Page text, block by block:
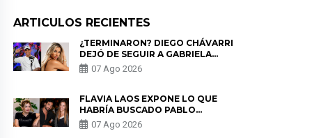
ARTICULOS RECIENTES
¿TERMINARON? DIEGO CHÁVARRI
DEJÓ DE SEGUIR A GABRIELA
HERRERA Y ANUNCIA SU SALIDA
DE PÓDCAST
07 Ago 2026
FLAVIA LAOS EXPONE LO QUE
HABRÍA BUSCADO PABLO
HEREDIA CON ALE FULLER: “UNA
DE LAS PARTES QUERÍA EL
07 Ago 2026